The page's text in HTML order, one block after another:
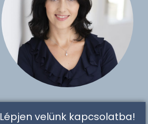
Lépjen velünk kapcsolatba!